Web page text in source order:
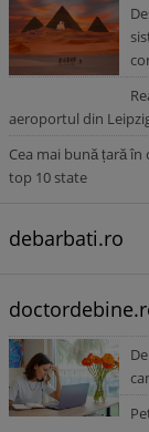
aeroportul din
Cea mai bună țară
top 10 state
debarbati.ro